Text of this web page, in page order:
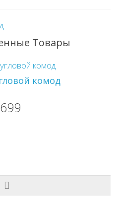
Товары
комод